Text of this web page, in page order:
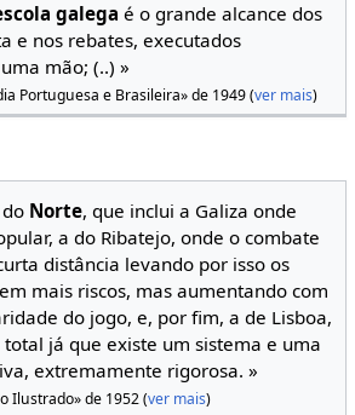
galega é o grande alcance dos
e nos rebates, executados
mão; (..) »
Portuguesa e Brasileira» de 1949 (ver mais)
Norte, que inclui a Galiza onde
a do Ribatejo, onde o combate
distância levando por isso os
mais riscos, mas aumentando com
do jogo, e, por fim, a de Lisboa,
já que existe um sistema e uma
extremamente rigorosa. »
Ilustrado» de 1952 (ver mais)